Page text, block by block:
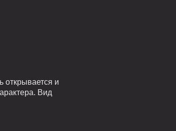
открывается и
Вид